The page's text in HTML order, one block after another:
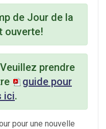
de Jour de la
ouverte!
prendre
guide pour
ici.
pour une nouvelle